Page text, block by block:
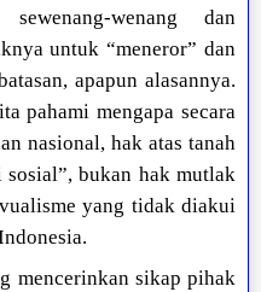
wenang dan
untuk “meneror” dan
apapun alasannya.
pahami mengapa secara
nasional, hak atas tanah
bukan hak mutlak
yang tidak diakui
mencerinkan sikap pihak